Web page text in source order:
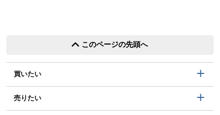
このページの先頭へ
買いたい
売りたい